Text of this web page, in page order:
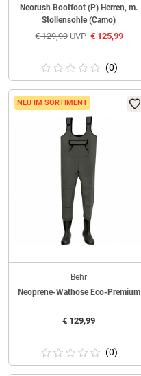
Neorush Bootfoot (P) Herren, m.
Stollensohle (Camo)
€129,99UVP €125,99
(0)
NEU IM SORTIMENT
Behr
Neoprene-Wathose Eco-Premium
€ 129,99
(0)